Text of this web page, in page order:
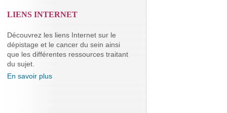
LIENS INTERNET
Découvrez les liens Internet sur le
dépistage et le cancer du sein ainsi
que les différentes ressources traitant
du sujet.
En savoir plus